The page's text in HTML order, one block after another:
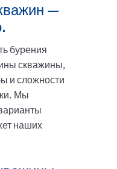
—
бурения
скважины,
и сложности
Мы
наших